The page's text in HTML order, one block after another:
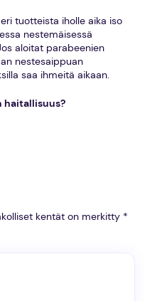
tuotteista iholle aika iso
nestemäisessä
aloitat parabeenien
nestesaippuan
saa ihmeitä aikaan.
haitallisuus?
kentät on merkitty *